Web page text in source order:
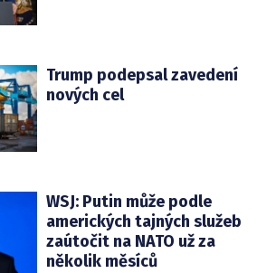
Trump podepsal zavedení
nových cel
WSJ: Putin může podle
amerických tajných služeb
zaútočit na NATO už za
několik měsíců